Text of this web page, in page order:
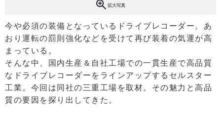
拡大写真
今や必須の装備となっているドライブレコーダー。あ
おり運転の罰則強化などを受けて再び装着の気運が高
まっている。
そんな中、国内生産＆自社工場での一貫生産で高品質
なドライブレコーダーをラインアップするセルスター
工業。今回は同社の三重工場を取材。その魅力と高品
質の要因を探り出してきた。